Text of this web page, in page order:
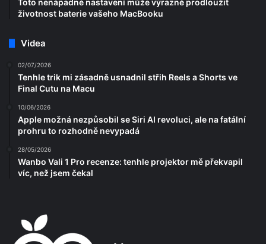
Toto nenápadné nastavení může výrazně prodloužit
životnost baterie vašeho MacBooku
Videa
02/07/2026
Tenhle trik mi zásadně usnadnil střih Reels a Shorts ve
Final Cutu na Macu
10/06/2026
Apple možná nezpůsobil se Siri AI revoluci, ale na fatální
prohru to rozhodně nevypadá
28/05/2026
Wanbo Vali 1 Pro recenze: tenhle projektor mě překvapil
víc, než jsem čekal